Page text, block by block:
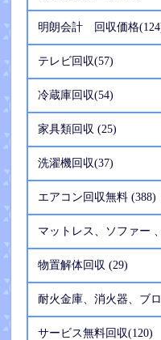
明朗会計 回収価格
テレビ回収(57)
冷蔵庫回収(54)
家具類回収 (25)
洗濯機回収(37)
エアコン回収無料 (388)
マットレス、ソファー
物置解体回収 (29)
耐火金庫、消火器、ブ
サービス無料回収(120)